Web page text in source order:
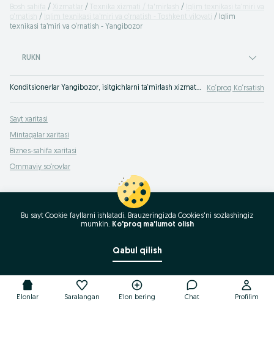
Bosh sahifa Xizmatlar Texnika xizmati / ta'mirlash
Iqlim texnikasi ta’miri va
o‘rnatish
Iqlim texnikasi ta’miri va o‘rnatish - Toshkent viloyati
Iqlim
texnikasi ta’miri va o‘rnatish - Yangibozor
RUKN
Konditsionerlar Yangibozor, isitgichlarni ta‘mirlash xizmatlarini ko‘rsatish OLX.uz Yangibozor e‘lonlar taxtasida. Ko‘proq Ko‘rsatish
Sayt xaritasi
Mintaqalar xaritasi
Biznes-sahifa xaritasi
Ommaviy so‘rovlar
E'lonlar Saralangan E'lon bering Chat Profilim
Bu sayt Cookie fayllarni ishlatadi. Brauzeringizda Cookies'ni sozlashingiz
mumkin. Ko'proq ma'lumot olish
Qabul qilish